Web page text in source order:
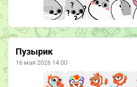
Пузырик
16 мая 2026 14:00